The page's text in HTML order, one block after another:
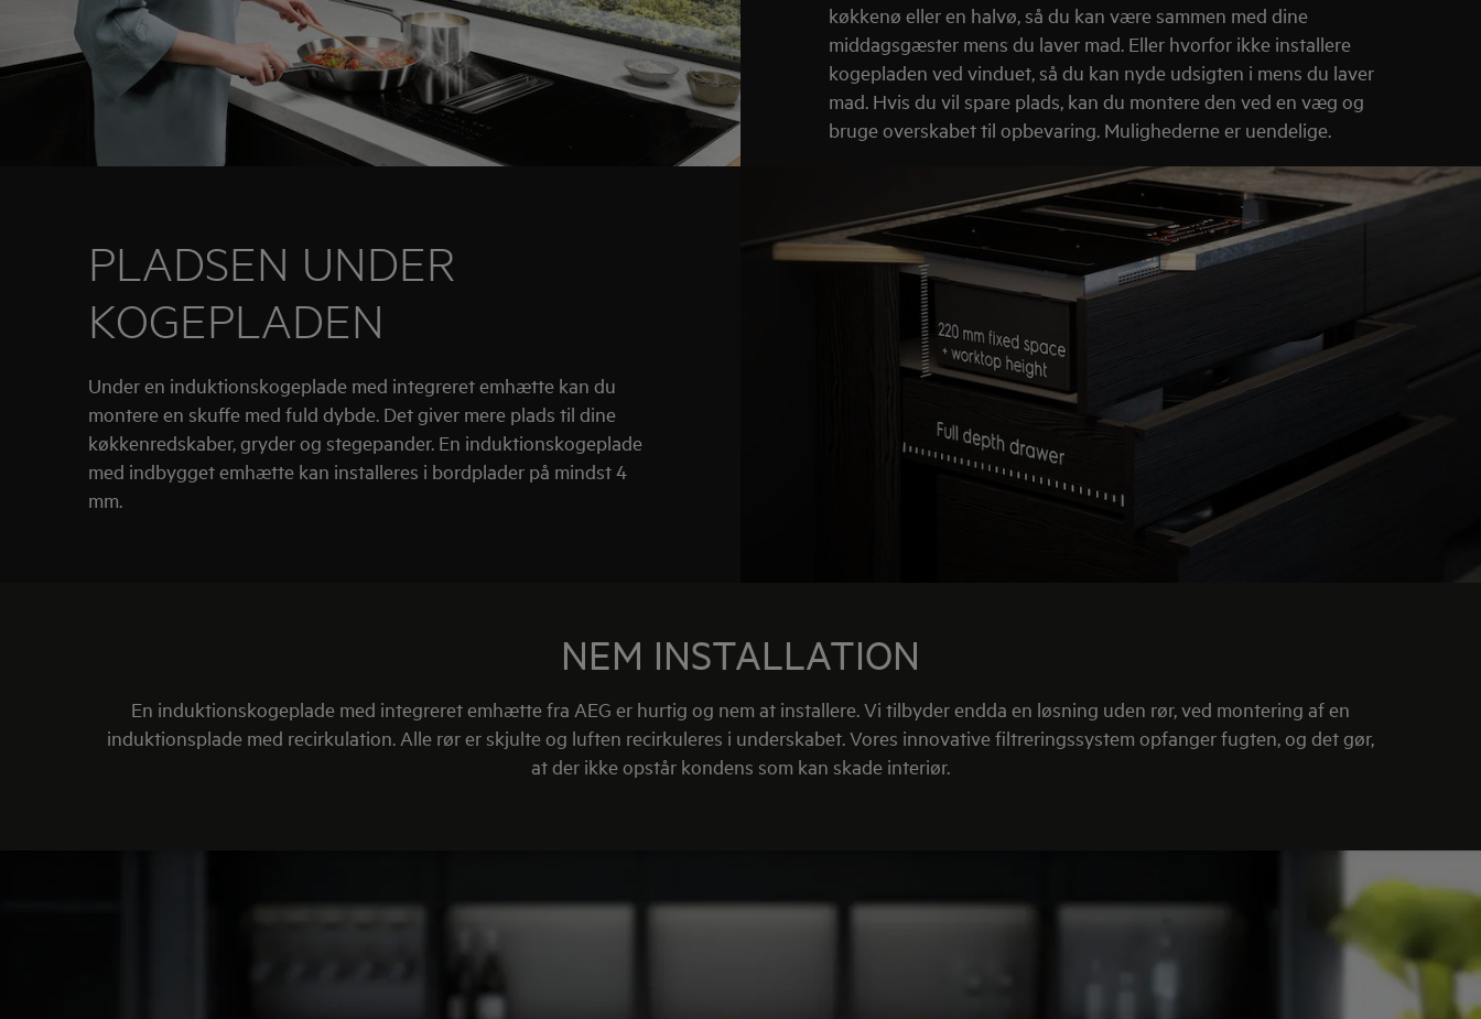
køkkenø eller en halvø, så du kan være sammen med dine
middagsgæster mens du laver mad. Eller hvorfor ikke installere
kogepladen ved vinduet, så du kan nyde udsigten i mens du laver
mad. Hvis du vil spare plads, kan du montere den ved en væg og
bruge overskabet til opbevaring. Mulighederne er uendelige.
PLADSEN UNDER
KOGEPLADEN
Under en induktionskogeplade med integreret emhætte kan du
montere en skuffe med fuld dybde. Det giver mere plads til dine
køkkenredskaber, gryder og stegepander. En induktionskogeplade
med indbygget emhætte kan installeres i bordplader på mindst 4
mm.
NEM INSTALLATION
En induktionskogeplade med integreret emhætte fra AEG er hurtig og nem at installere. Vi tilbyder endda en løsning uden rør, ved montering af en
induktionsplade med recirkulation. Alle rør er skjulte og luften recirkuleres i underskabet. Vores innovative filtreringssystem opfanger fugten, og det gør,
at der ikke opstår kondens som kan skade interiør.